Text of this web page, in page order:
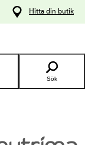
Hitta din butik
Sök